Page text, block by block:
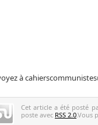
à
Cet article a été posté
poste avec RSS 2.0.Vous